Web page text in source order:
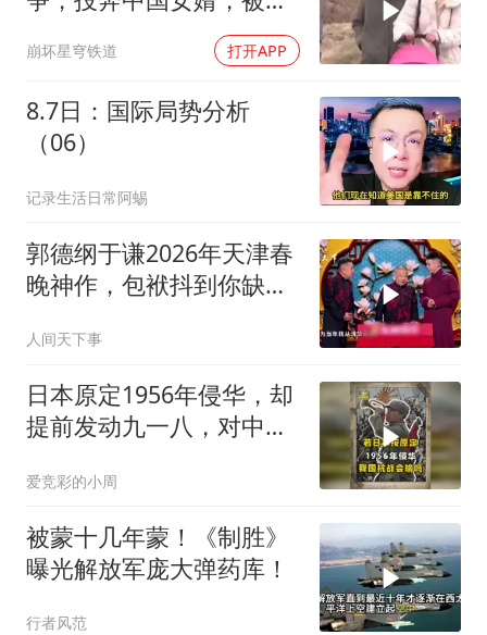
崩坏星穹铁道 打开APP
8.7日：国际局势分析
（06）
记录生活日常阿蜴
郭德纲于谦2026年天津春
晚神作，包袱抖到你缺氧
人间天下事
日本原定1956年侵华，却
提前发动九一八，对中国
爱竞彩的小周
被蒙十几年蒙！《制胜》
曝光解放军庞大弹药库！
行者风范